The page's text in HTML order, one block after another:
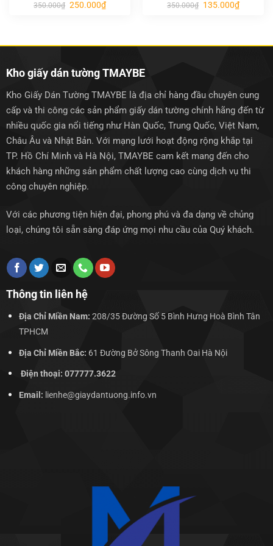
350.000₫ Giá
gốc
250.000₫Giá
hiện
350.000₫ Giá
gốc
135.000₫Giá
hiện
Kho giấy dán tường TMAYBE
Kho Giấy Dán Tường TMAYBE là địa chỉ hàng đầu chuyên cung
cấp và thi công các sản phẩm giấy dán tường chính hãng đến từ
nhiều quốc gia nổi tiếng như Hàn Quốc, Trung Quốc, Việt Nam,
Châu Âu và Nhật Bản. Với mạng lưới hoạt động rộng khắp tại
TP. Hồ Chí Minh và Hà Nội, TMAYBE cam kết mang đến cho
khách hàng những sản phẩm chất lượng cao cùng dịch vụ thi
công chuyên nghiệp.
Với các phương tiện hiện đại, phong phú và đa dạng về chủng
loại, chúng tôi sẵn sàng đáp ứng mọi nhu cầu của Quý khách.
Thông tin liên hệ
Địa Chỉ Miền Nam: 208/35 Đường Số 5 Bình Hưng Hoà Bình Tân
TPHCM
Địa Chỉ Miền Bắc: 61 Đường Bở Sông Thanh Oai Hà Nội
Điện thoại: 077777.3622
Email: lienhe@giaydantuong.info.vn